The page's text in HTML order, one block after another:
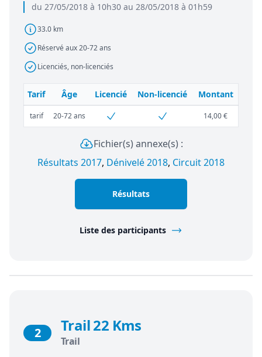
du 27/05/2018 à 10h30 au 28/05/2018 à 01h59
33.0 km
Réservé aux 20-72 ans
Licenciés, non-licenciés
Tarif Âge Licencié Non-licencié Montant
tarif 20-72 ans 14,00 €
Fichier(s) annexe(s) :
Résultats 2017, Dénivelé 2018, Circuit 2018
Résultats
Liste des participants
2 Trail 22 Kms
Trail